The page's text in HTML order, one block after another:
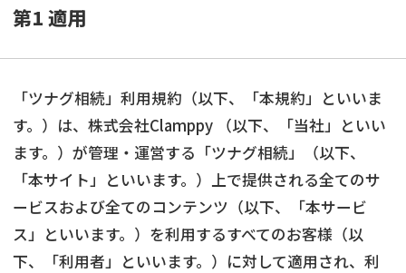
相談内容で探す
遺言書作成・遺言執行
相続登記
遺留分侵害額請求
相続手続き
費用相場
コラム
相続手続き
遺言
第1 適用
「ツナグ相続」利用規約（以下、「本規約」といいま
す。）は、株式会社Clamppy （以下、「当社」といい
ます。）が管理・運営する「ツナグ相続」（以下、
「本サイト」といいます。）上で提供される全てのサ
ービスおよび全てのコンテンツ（以下、「本サービ
ス」といいます。）を利用するすべてのお客様（以
下、「利用者」といいます。）に対して適用され、利